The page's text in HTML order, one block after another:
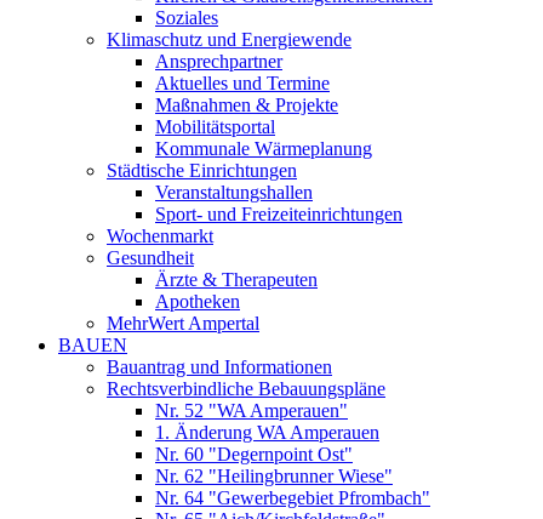
Soziales
Klimaschutz und Energiewende
Ansprechpartner
Aktuelles und Termine
Maßnahmen & Projekte
Mobilitätsportal
Kommunale Wärmeplanung
Städtische Einrichtungen
Veranstaltungshallen
Sport- und Freizeiteinrichtungen
Wochenmarkt
Gesundheit
Ärzte & Therapeuten
Apotheken
MehrWert Ampertal
BAUEN
Bauantrag und Informationen
Rechtsverbindliche Bebauungspläne
Nr. 52 "WA Amperauen"
1. Änderung WA Amperauen
Nr. 60 "Degernpoint Ost"
Nr. 62 "Heilingbrunner Wiese"
Nr. 64 "Gewerbegebiet Pfrombach"